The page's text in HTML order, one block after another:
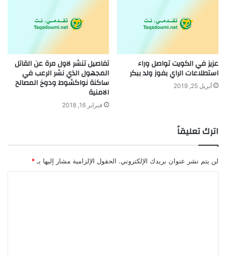
عزيز في الكويت تواصل وراء
استطلاعات الراي بفوز ولد ببكر
أبريل 25, 2019
تفاصيل تنشر لاول مرة عن القاتل
المجهول الذي نشر الرعب في
ساكنة نواكشوط ودوخ المصالح
الامنية
فبراير 16, 2018
اترك تعليقاً
لن يتم نشر عنوان بريدك الإلكتروني. الحقول الإلزامية مشار إليها بـ *